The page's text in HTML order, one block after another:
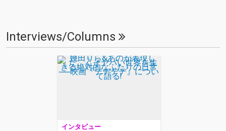
Interviews/Columns
インタビュー